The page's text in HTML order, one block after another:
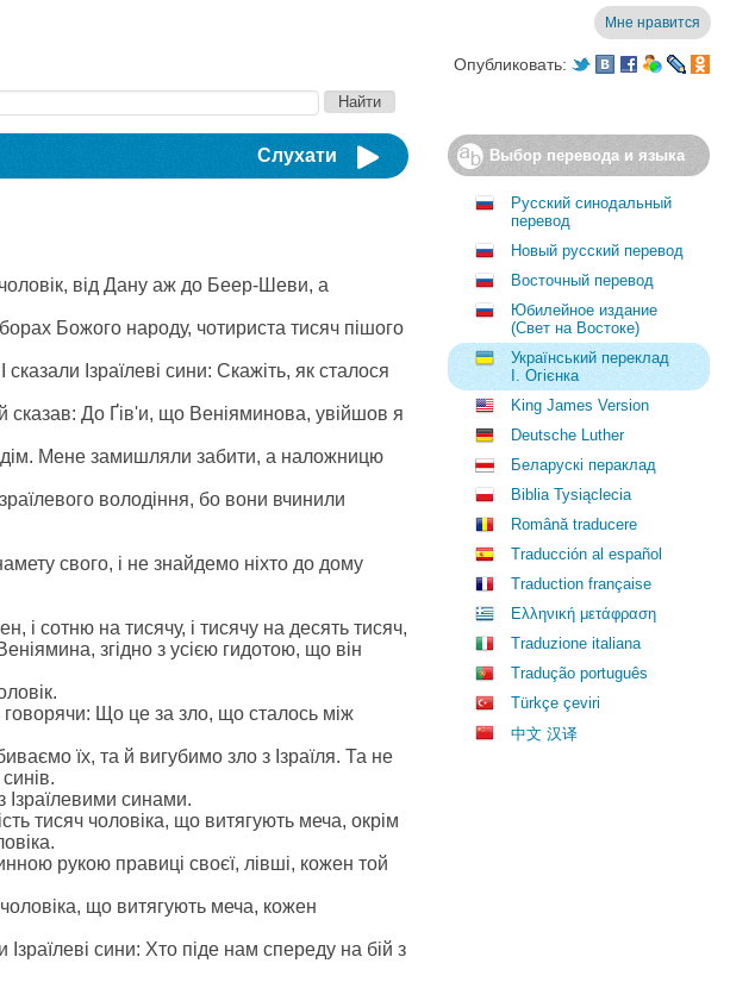
Мне нравится
Опубликовать:
Слухати
чоловік, від Дану аж до Беер-Шеви, а
Божого народу, чотириста тисяч пішого
Ізраїлеві сини: Скажіть, як сталося
й сказав: До Ґів'и, що Веніяминова, увійшов я
дім. Мене замишляли забити, а наложницю
володіння, бо вони вчинили
свого, і не знайдемо ніхто до дому
і сотню на тисячу, і тисячу на десять тисяч,
згідно з усією гидотою, що він
говорячи: Що це за зло, що сталось між
їх, та й вигубимо зло з Ізраїля. Та не
Ізраїлевими синами.
тисяч чоловіка, що витягують меча, окрім
рукою правиці своєї, лівші, кожен той
чоловіка, що витягують меча, кожен
сини: Хто піде нам спереду на бій з
Выбор перевода и языка
Русский синодальный
перевод
Новый русский перевод
Восточный перевод
Юбилейное издание
(Свет на Востоке)
Український переклад
І. Огієнка
King James Version
Deutsche Luther
Беларускі пераклад
Biblia Tysiąclecia
Română traducere
Traducción al español
Traduction française
Ελληνική μετάφραση
Traduzione italiana
Tradução português
Türkçe çeviri
中文 汉译